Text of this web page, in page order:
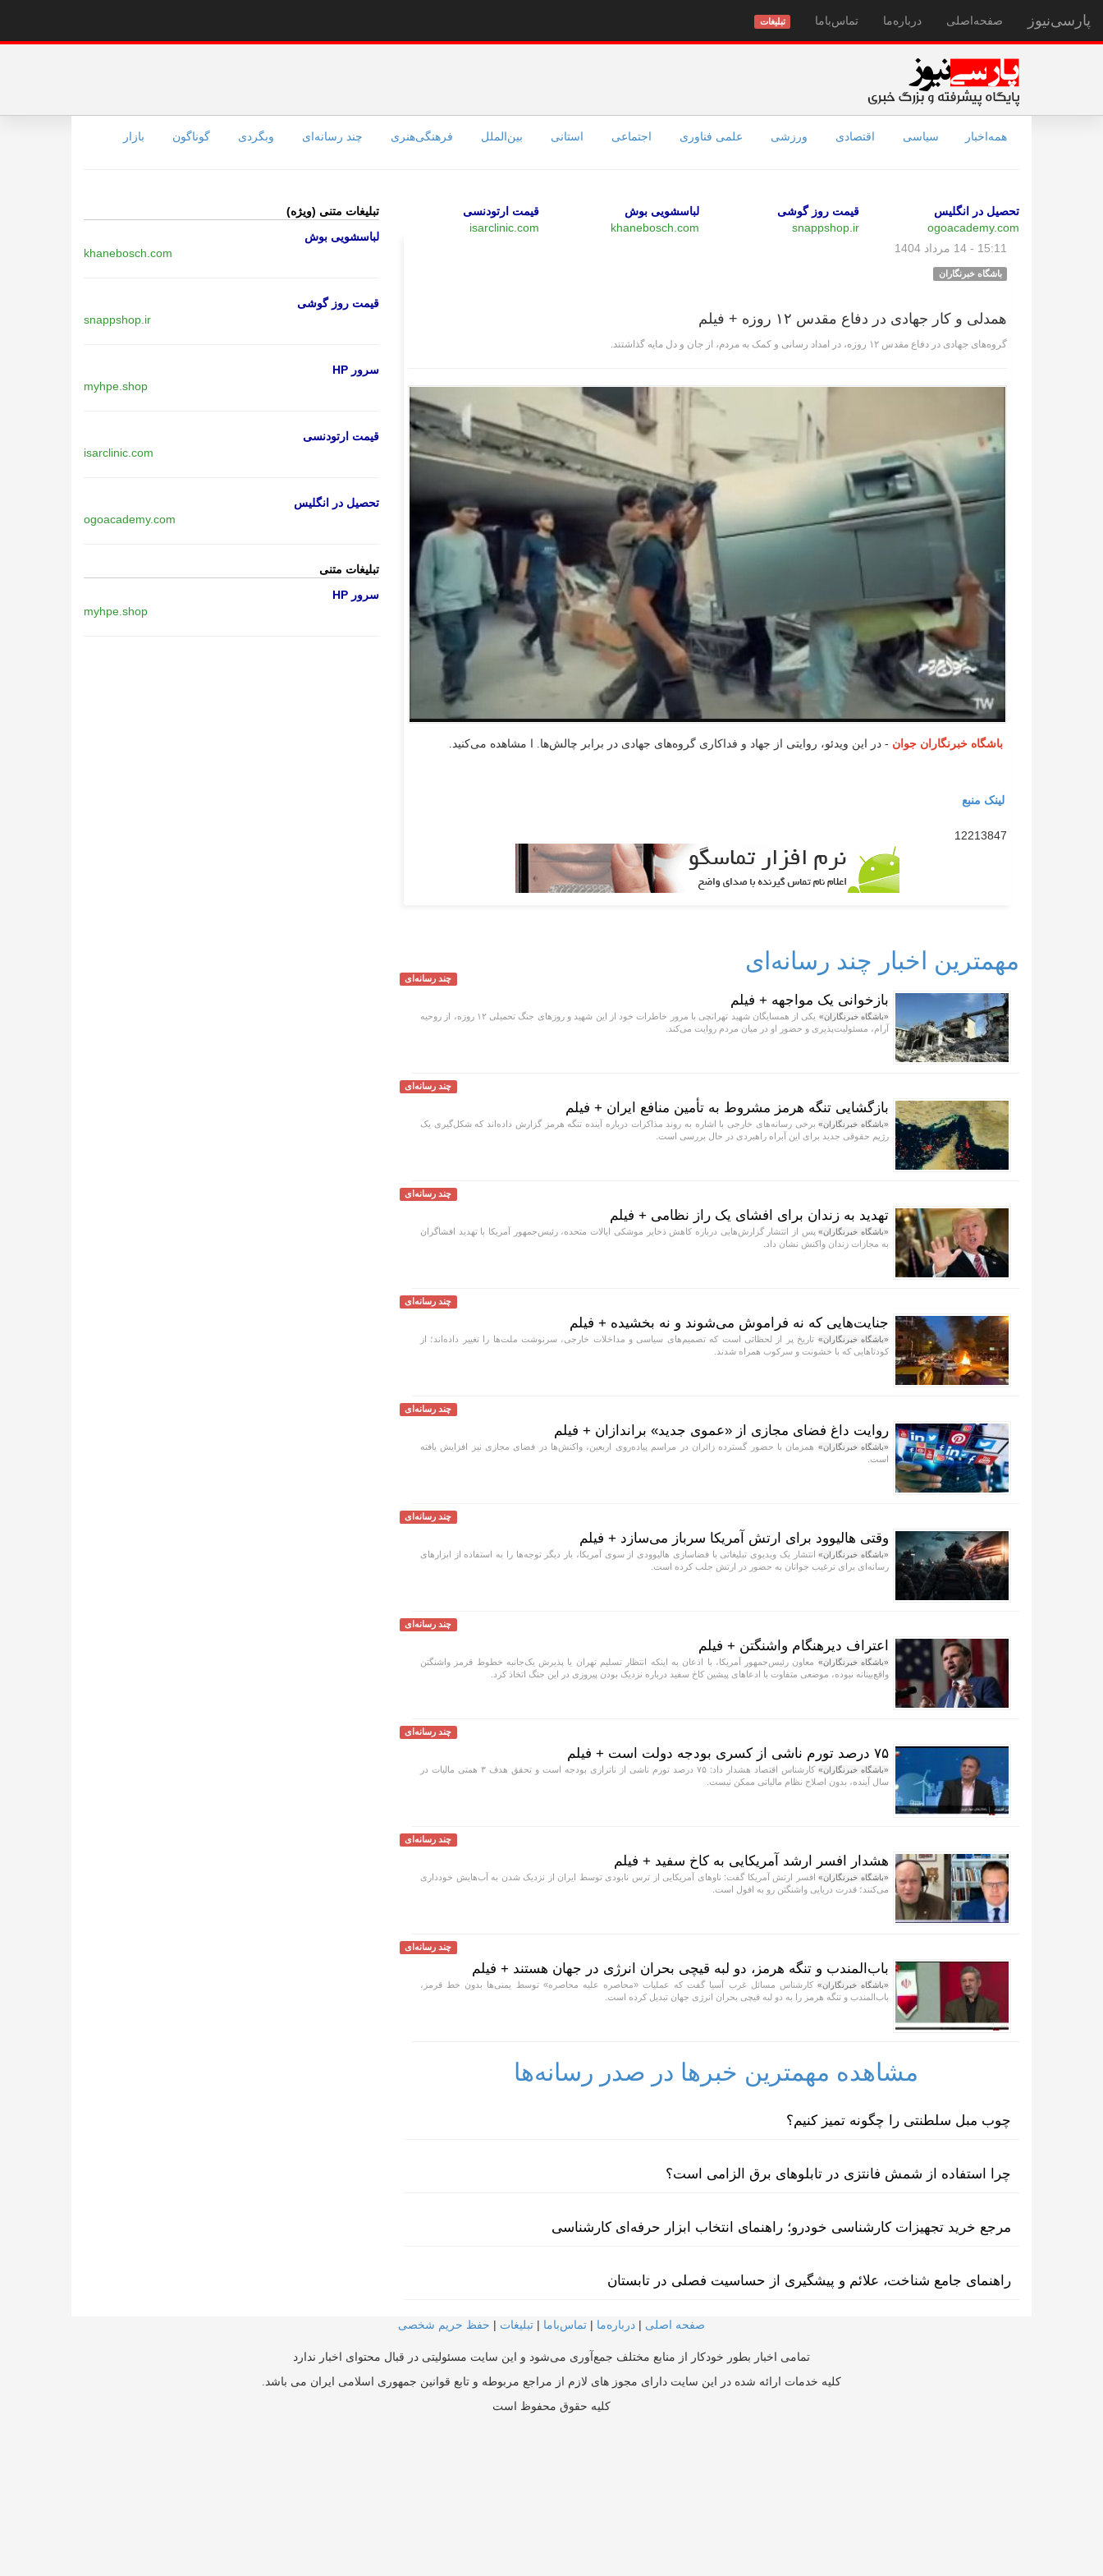
پارسی‌نیوز صفحه‌اصلی درباره‌ما تماس‌با‌ما تبلیغات
همه‌اخبار سیاسی اقتصادی ورزشی علمی فناوری اجتماعی استانی بین‌الملل فرهنگی‌هنری چند رسانه‌ای وبگردی گوناگون بازار
تحصیل در انگلیس
ogoacademy.com
قیمت روز گوشی
snappshop.ir
لباسشویی بوش
khanebosch.com
قیمت ارتودنسی
isarclinic.com
15:11 - 14 مرداد 1404
باشگاه خبرنگاران
همدلی و کار جهادی در دفاع مقدس ۱۲ روزه + فیلم
گروه‌های جهادی در دفاع مقدس ۱۲ روزه، در امداد رسانی و کمک به مردم، از جان و دل مایه گذاشتند.
باشگاه خبرنگاران جوان - در این ویدئو، روایتی از جهاد و فداکاری گروه‌های جهادی در برابر چالش‌ها. ا مشاهده می‌کنید.
لینک منبع
12213847
مهمترین اخبار چند رسانه‌ای
چند رسانه‌ای
بازخوانی یک مواجهه + فیلم
«باشگاه خبرنگاران»
یکی از همسایگان شهید تهرانچی با مرور خاطرات خود از این شهید و روز‌های جنگ تحمیلی ۱۲ روزه، از روحیه
آرام، مسئولیت‌پذیری و حضور او در میان مردم روایت می‌کند.
چند رسانه‌ای
بازگشایی تنگه هرمز مشروط به تأمین منافع ایران + فیلم
«باشگاه خبرنگاران»برخی رسانه‌های خارجی با اشاره به روند مذاکرات درباره آینده تنگه هرمز گزارش داده‌اند که شکل‌گیری یک
رژیم حقوقی جدید برای این آبراه راهبردی در حال بررسی است.
چند رسانه‌ای
تهدید به زندان برای افشای یک راز نظامی + فیلم
«باشگاه خبرنگاران»پس از انتشار گزارش‌هایی درباره کاهش ذخایر موشکی ایالات متحده، رئیس‌جمهور آمریکا با تهدید افشاگران
به مجازات زندان واکنش نشان داد.
چند رسانه‌ای
جنایت‌هایی که نه فراموش می‌شوند و نه بخشیده + فیلم
«باشگاه خبرنگاران» تاریخ پر از لحظاتی است که تصمیم‌های سیاسی و مداخلات خارجی، سرنوشت ملت‌ها را تغییر داده‌اند؛ از
کودتا‌هایی که با خشونت و سرکوب همراه شدند.
چند رسانه‌ای
روایت داغ فضای مجازی از «عموی جدید» براندازان + فیلم
«باشگاه خبرنگاران» همزمان با حضور گسترده زائران در مراسم پیاده‌روی اربعین، واکنش‌ها در فضای مجازی نیز افزایش یافته
است.
چند رسانه‌ای
وقتی هالیوود برای ارتش آمریکا سرباز می‌سازد + فیلم
«باشگاه خبرنگاران»انتشار یک ویدیوی تبلیغاتی با فضاسازی هالیوودی از سوی آمریکا، بار دیگر توجه‌ها را به استفاده از ابزار‌های
رسانه‌ای برای ترغیب جوانان به حضور در ارتش جلب کرده است.
چند رسانه‌ای
اعتراف دیرهنگام واشنگتن + فیلم
«باشگاه خبرنگاران» معاون رئیس‌جمهور آمریکا، با اذعان به اینکه انتظار تسلیم تهران یا پذیرش یک‌جانبه خطوط قرمز واشنگتن
واقع‌بینانه نبوده، موضعی متفاوت با ادعا‌های پیشین کاخ سفید درباره نزدیک بودن پیروزی در این جنگ اتخاذ کرد.
چند رسانه‌ای
۷۵ درصد تورم ناشی از کسری بودجه دولت است + فیلم
«باشگاه خبرنگاران»
کارشناس اقتصاد هشدار داد: ۷۵ درصد تورم ناشی از ناترازی بودجه است و تحقق هدف ۳ همتی مالیات در
سال آینده، بدون اصلاح نظام مالیاتی ممکن نیست.
چند رسانه‌ای
هشدار افسر ارشد آمریکایی به کاخ سفید + فیلم
«باشگاه خبرنگاران»افسر ارتش آمریکا گفت: ناو‌های آمریکایی از ترس نابودی توسط ایران از نزدیک شدن به آب‌هایش خودداری
می‌کنند؛ قدرت دریایی واشنگتن رو به افول است.
چند رسانه‌ای
باب‌المندب و تنگه هرمز، دو لبه قیچی بحران انرژی در جهان هستند + فیلم
«باشگاه خبرنگاران» کارشناس مسائل غرب آسیا گفت که عملیات «محاصره علیه محاصره» توسط یمنی‌ها بدون خط قرمز،
باب‌المندب و تنگه هرمز را به دو لبه قیچی بحران انرژی جهان تبدیل کرده است.
مشاهده مهمترین خبرها در صدر رسانه‌ها
چوب مبل سلطنتی را چگونه تمیز کنیم؟
چرا استفاده از شمش فانتزی در تابلوهای برق الزامی است؟
مرجع خرید تجهیزات کارشناسی خودرو؛ راهنمای انتخاب ابزار حرفه‌ای کارشناسی
راهنمای جامع شناخت، علائم و پیشگیری از حساسیت فصلی در تابستان
تبلیغات متنی (ویژه)
لباسشویی بوش
khanebosch.com
قیمت روز گوشی
snappshop.ir
سرور HP
myhpe.shop
قیمت ارتودنسی
isarclinic.com
تحصیل در انگلیس
ogoacademy.com
تبلیغات متنی
سرور HP
myhpe.shop
صفحه اصلی | درباره‌ما | تماس‌با‌ما | تبلیغات | حفظ حریم شخصی
تمامی اخبار بطور خودکار از منابع مختلف جمع‌آوری می‌شود و این سایت مسئولیتی در قبال محتوای اخبار ندارد
کلیه خدمات ارائه شده در این سایت دارای مجوز های لازم از مراجع مربوطه و تابع قوانین جمهوری اسلامی ایران می باشد.
کلیه حقوق محفوظ است